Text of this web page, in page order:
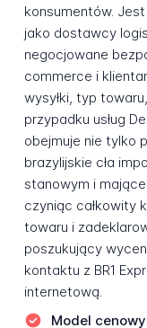
konsumentów.
jako dostawcy
negocjowane
commerce i
wysyłki, typ
przypadku usług
obejmuje nie tylko
brazylijskie cła
stanowym i
czyniąc całkowity
towaru i
poszukujący
kontaktu z BR1
internetową.
Model